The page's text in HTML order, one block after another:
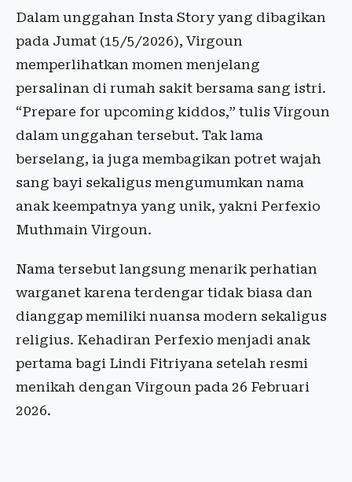
Dalam unggahan Insta Story yang dibagikan
pada Jumat (15/5/2026), Virgoun
memperlihatkan momen menjelang
persalinan di rumah sakit bersama sang istri.
“Prepare for upcoming kiddos,” tulis Virgoun
dalam unggahan tersebut. Tak lama
berselang, ia juga membagikan potret wajah
sang bayi sekaligus mengumumkan nama
anak keempatnya yang unik, yakni Perfexio
Muthmain Virgoun.
Nama tersebut langsung menarik perhatian
warganet karena terdengar tidak biasa dan
dianggap memiliki nuansa modern sekaligus
religius. Kehadiran Perfexio menjadi anak
pertama bagi Lindi Fitriyana setelah resmi
menikah dengan Virgoun pada 26 Februari
2026.